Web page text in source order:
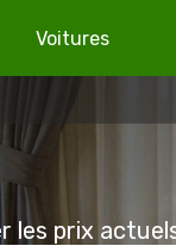
Voitures
les prix